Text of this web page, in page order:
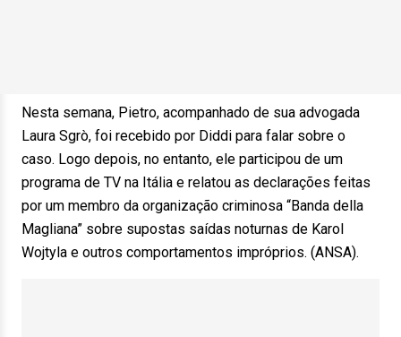
Nesta semana, Pietro, acompanhado de sua advogada
Laura Sgrò, foi recebido por Diddi para falar sobre o
caso. Logo depois, no entanto, ele participou de um
programa de TV na Itália e relatou as declarações feitas
por um membro da organização criminosa “Banda della
Magliana” sobre supostas saídas noturnas de Karol
Wojtyla e outros comportamentos impróprios. (ANSA).